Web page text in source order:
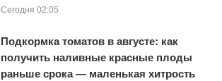
Сегодня 02:05
Подкормка томатов в августе: как
получить наливные красные плоды
раньше срока — маленькая хитрость